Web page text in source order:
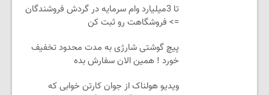
تا 3میلیارد وام سرمایه در گردش فروشندگان
=> فروشگاهت رو ثبت کن
پیچ گوشتی شارژی به مدت محدود تخفیف